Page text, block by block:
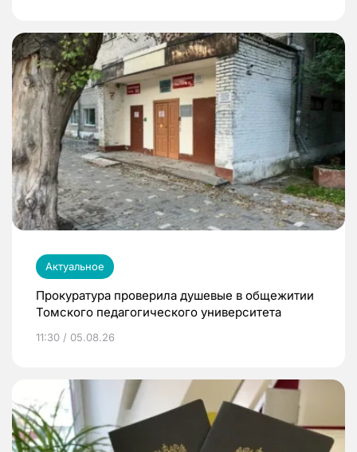
Актуальное
Прокуратура проверила душевые в общежитии
Томского педагогического университета
11:30 / 05.08.26